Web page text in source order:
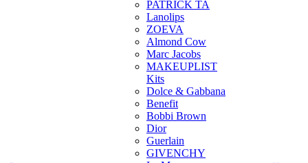
PATRICK TA
Lanolips
ZOEVA
Almond Cow
Marc Jacobs
MAKEUPLIST
Kits
Dolce & Gabbana
Benefit
Bobbi Brown
Dior
Guerlain
GIVENCHY